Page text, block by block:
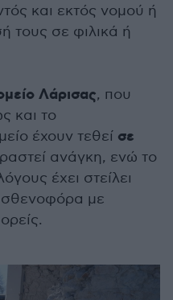
και εκτός νομού ή
τους σε φιλικά ή
Λάρισας, που
και το
έχουν τεθεί σε
ανάγκη, ενώ το
έχει στείλει
με